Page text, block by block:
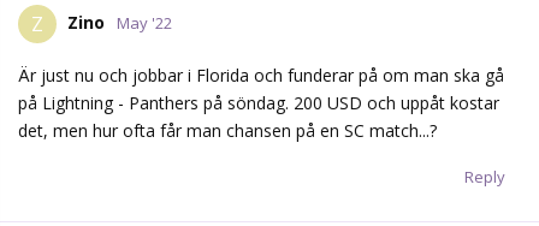
Z Zino May '22
Är just nu och jobbar i Florida och funderar på om man ska gå
på Lightning - Panthers på söndag. 200 USD och uppåt kostar
det, men hur ofta får man chansen på en SC match...?
Reply